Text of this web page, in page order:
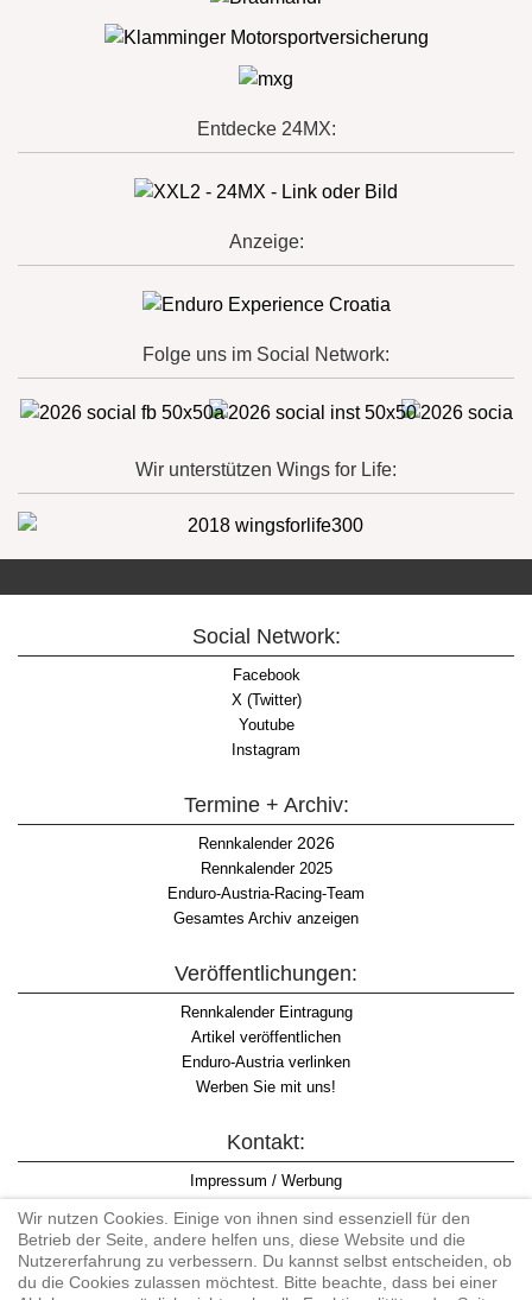
Entdecke 24MX:
Anzeige:
Folge uns im Social Network:
Wir unterstützen Wings for Life:
Social Network:
Facebook
X (Twitter)
Youtube
Instagram
Termine + Archiv:
Rennkalender2026
Rennkalender 2025
Enduro-Austria-Racing-Team
Gesamtes Archiv anzeigen
Veröffentlichungen:
Rennkalender Eintragung
Artikel veröffentlichen
Enduro-Austria verlinken
Werben Sie mit uns!
Kontakt:
Impressum / Werbung
Informationspflicht WKO
AGB
Wir nutzen Cookies. Einige von ihnen sind essenziell für den
Betrieb der Seite, andere helfen uns, diese Website und die
Nutzererfahrung zu verbessern. Du kannst selbst entscheiden, ob
du die Cookies zulassen möchtest. Bitte beachte, dass bei einer